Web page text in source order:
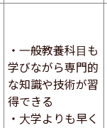
・一般教養科目も
学びながら専門的
な知識や技術が習
得できる
・大学よりも早く